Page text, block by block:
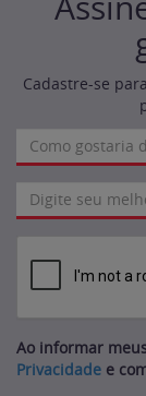
Cadastre-se
Ao informar
Privacidade e